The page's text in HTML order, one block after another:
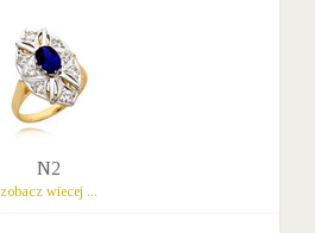
N2
zobacz wiecej ...